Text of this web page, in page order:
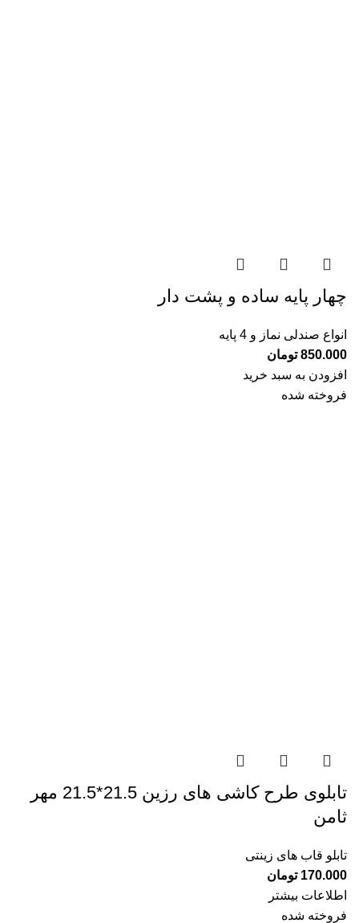
چهار پايه ساده و پشت دار
انواع صندلی نماز و 4 پایه
850.000 تومان
افزودن به سبد خرید
فروخته شده
تابلوی طرح کاشی های رزین 21.5*21.5 مهر
ثامن
تابلو قاب های زینتی
170.000 تومان
اطلاعات بیشتر
فروخته شده